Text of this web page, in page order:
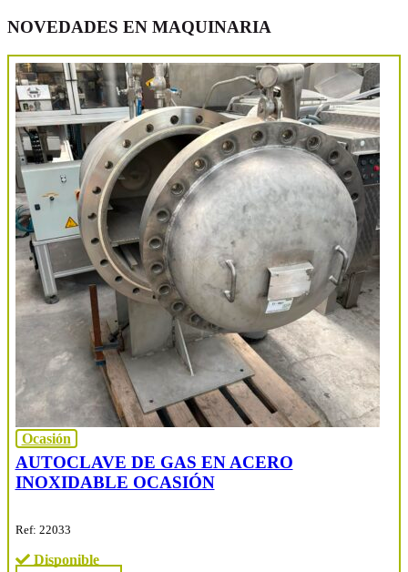
NOVEDADES EN MAQUINARIA
Ocasión
AUTOCLAVE DE GAS EN ACERO
INOXIDABLE OCASIÓN
Ref: 22033
Disponible